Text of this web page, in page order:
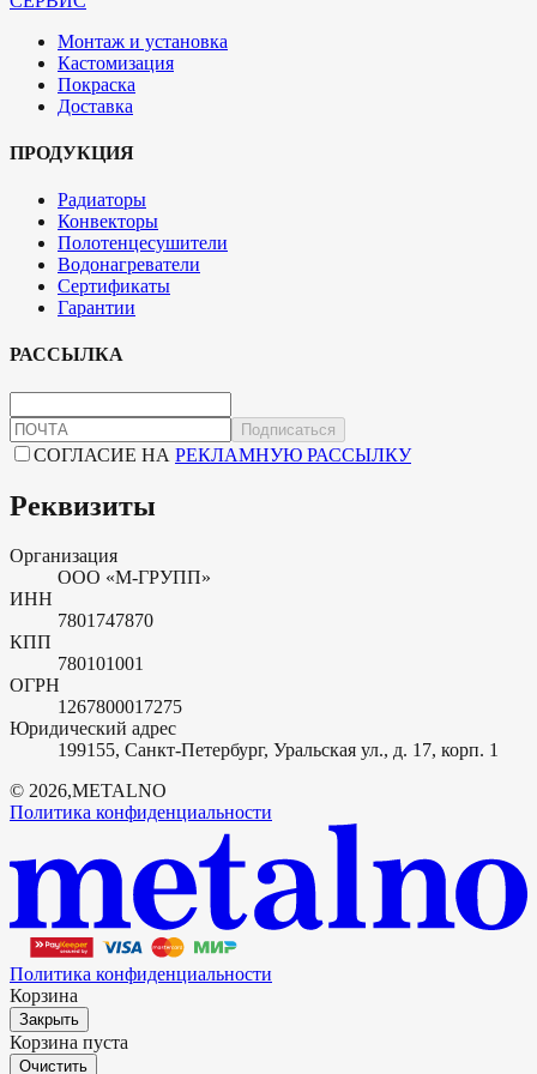
Монтаж и установка
Кастомизация
Покраска
Доставка
ПРОДУКЦИЯ
Радиаторы
Конвекторы
Полотенцесушители
Водонагреватели
Сертификаты
Гарантии
РАССЫЛКА
Подписаться
СОГЛАСИЕ НА РЕКЛАМНУЮ РАССЫЛКУ
Реквизиты
Организация
ООО «М-ГРУПП»
ИНН
7801747870
КПП
780101001
ОГРН
1267800017275
Юридический адрес
199155, Санкт-Петербург, Уральская ул., д. 17, корп. 1
© 2026,METALNO
Политика конфиденциальности
Политика конфиденциальности
Корзина
Закрыть
Корзина пуста
Очистить